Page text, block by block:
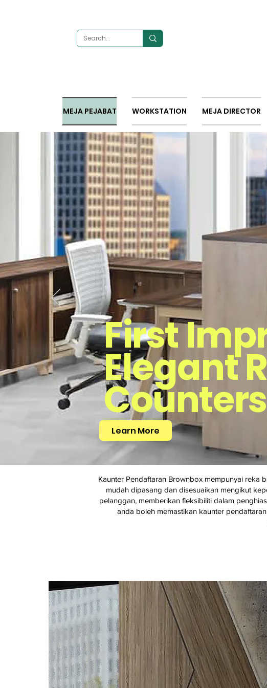
MEJA PEJABAT WORKSTATION MEJA DIRECTOR
First
Elegant
Counters
Learn More
Kaunter Pendaftaran Brownbox mempunyai reka
mudah dipasang dan disesuaikan mengikut
pelanggan, memberikan fleksibiliti dalam
anda boleh memastikan kaunter